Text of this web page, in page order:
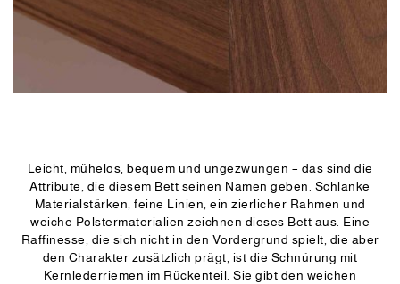
Leicht, mühelos, bequem und ungezwungen – das sind die
Attribute, die diesem Bett seinen Namen geben. Schlanke
Materialstärken, feine Linien, ein zierlicher Rahmen und
weiche Polstermaterialien zeichnen dieses Bett aus. Eine
Raffinesse, die sich nicht in den Vordergrund spielt, die aber
den Charakter zusätzlich prägt, ist die Schnürung mit
Kernlederriemen im Rückenteil. Sie gibt den weichen